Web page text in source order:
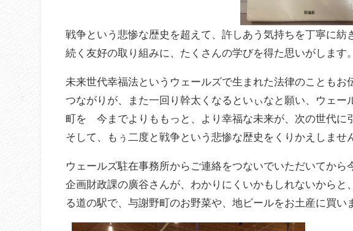
戦争という悲惨な歴史を超えて、許しあう気持ちを丁寧に紡
続く友好の取り組みに、たくさんの学びを得た思いがします。
未来世代幸福法というウェールズで生まれた法律のことも
つながりが、また一回り幹太くなるといぃなと願い、ウェ
町を 今までよりももっと、より幸福な未来が、次の世代に
そして、もぅ二度と戦争という悲惨な歴史をくりかえしませ
ウェールズ駐在事務所からご連絡をつないでいただいてか
企画財政課の廣谷さんが、わかりにくいかもしれないから
る道の駅で、与謝野町のお野菜や、地ビールをお土産に買い